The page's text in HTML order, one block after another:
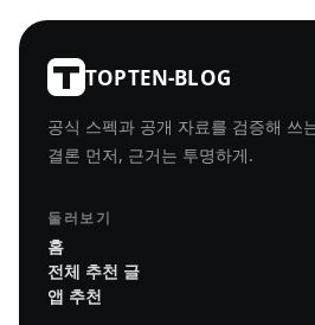
TOPTEN-BLOG
공식 스펙과 공개 자료를 검증해 쓰
결론 먼저, 근거는 투명하게.
둘러보기
홈
전체 추천 글
앱 추천